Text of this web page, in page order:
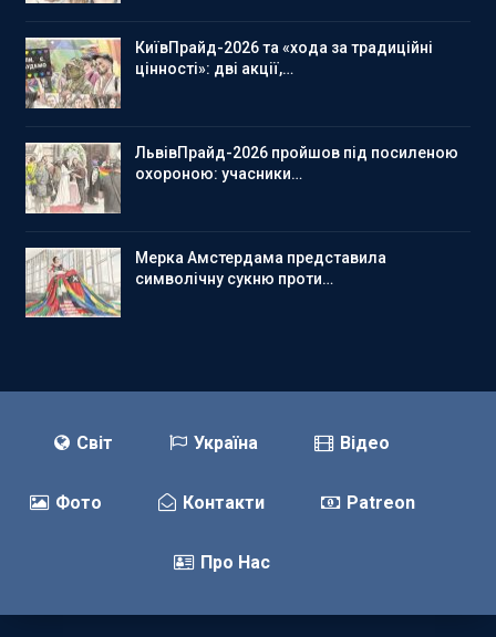
КиївПрайд-2026 та «хода за традиційні
цінності»: дві акції,…
ЛьвівПрайд-2026 пройшов під посиленою
охороною: учасники…
Мерка Амстердама представила
символічну сукню проти…
Світ Україна Відео
Фото Контакти Patreon
Про Нас